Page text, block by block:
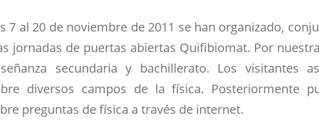
7 al 20 de noviembre de 2011 se han organizado,
jornadas de puertas abiertas Quifibiomat. Por
secundaria y bachillerato. Los visitantes
diversos campos de la física. Posteriormente
preguntas de física a través de internet.